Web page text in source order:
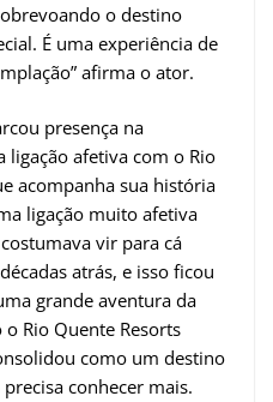
o destino
É uma experiência de
afirma o ator.
presença na
ligação afetiva com o Rio
acompanha sua história
ligação muito afetiva
vir para cá
atrás, e isso ficou
grande aventura da
Rio Quente Resorts
como um destino
conhecer mais.